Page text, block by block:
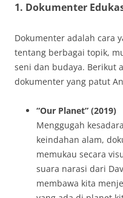
1. Dokumenter
Dokumenter adalah cara
tentang berbagai topik,
seni dan budaya. Berikut
dokumenter yang patut
“Our Planet” (2019)
Menggugah
keindahan alam,
memukau secara
suara narasi dari
membawa kita